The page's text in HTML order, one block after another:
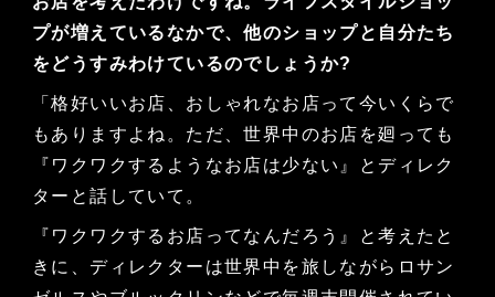
プが増えているなかで、他のショップと自分たち
をどうすみわけているのでしょうか?
「格好いいお店、おしゃれなお店って今いくらで
もありますよね。ただ、世界中のお店を廻っても
『ワクワクするようなお店は少ない』とディレク
ターと話していて。
『ワクワクするお店ってなんだろう』と考えたと
きに、ディレクターは世界中を旅しながらロサン